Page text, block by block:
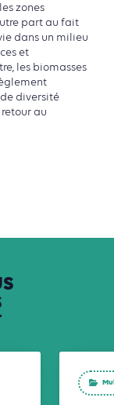
zones
part au fait
dans un milieu
et
les biomasses
diversité
au